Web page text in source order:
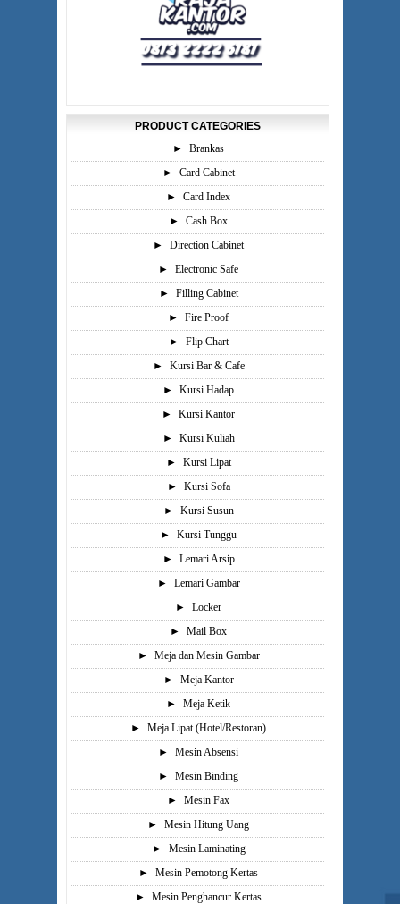
PRODUCT CATEGORIES
►
Brankas
►
Card Cabinet
►
Card Index
►
Cash Box
►
Direction Cabinet
►
Electronic Safe
►
Filling Cabinet
►
Fire Proof
►
Flip Chart
►
Kursi Bar & Cafe
►
Kursi Hadap
►
Kursi Kantor
►
Kursi Kuliah
►
Kursi Lipat
►
Kursi Sofa
►
Kursi Susun
►
Kursi Tunggu
►
Lemari Arsip
►
Lemari Gambar
►
Locker
►
Mail Box
►
Meja dan Mesin Gambar
►
Meja Kantor
►
Meja Ketik
►
Meja Lipat (Hotel/Restoran)
►
Mesin Absensi
►
Mesin Binding
►
Mesin Fax
►
Mesin Hitung Uang
►
Mesin Laminating
►
Mesin Pemotong Kertas
►
Mesin Penghancur Kertas